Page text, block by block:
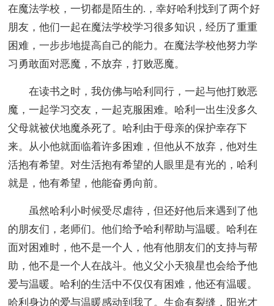
在魔法学校，一切都是陌生的.，幸好哈利找到了两个好
朋友，他们一起在魔法学校学习很多知识，经历了重重
困难，一步步地提高自己的能力。在魔法学校他努力学
习勇敢面对恶魔，不放弃，打败恶魔。
在读书之时，我仿佛与哈利同行，一起与他打败恶
魔，一起学习交友，一起克服困难。哈利一出生没多久
父母就被伏地魔杀死了。哈利由于母亲的保护幸存下
来。从小他就面临着许多困难，但他从不放弃，他对生
活抱有希望。对生活抱有希望的人眼里是有光的，哈利
就是，他有希望，他能奋勇向前。
虽然哈利小时候受尽虐待，但还好他后来遇到了他
的朋友们，老师们。他们给予哈利帮助与温暖。哈利在
面对困难时，他不是一个人，他有他朋友们的支持与帮
助，他不是一个人在战斗。他义父小天狼星也会给予他
爱与温暖。哈利的生活中不仅仅有困难，他还有温暖。
哈利身边的爱与温暖感动到我了。生命有裂缝，阳光才